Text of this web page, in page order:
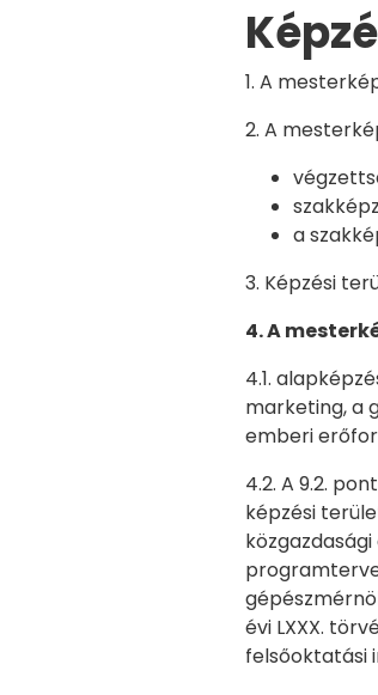
1. A
2. A
a
3. Képzési
4. A
4.1.
marketing, a
emberi
4.2. A 9.2.
képzési
évi LXXX.
felsőoktatási